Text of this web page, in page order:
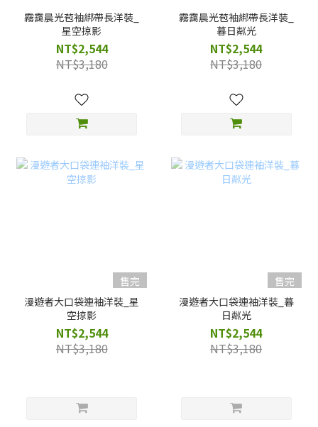
霧靄晨光苞袖綁帶長洋裝_
星空掠影
NT$2,544
NT$3,180
霧靄晨光苞袖綁帶長洋裝_
暮日粼光
NT$2,544
NT$3,180
售完
漫遊者大口袋連袖洋裝_星
空掠影
NT$2,544
NT$3,180
售完
漫遊者大口袋連袖洋裝_暮
日粼光
NT$2,544
NT$3,180